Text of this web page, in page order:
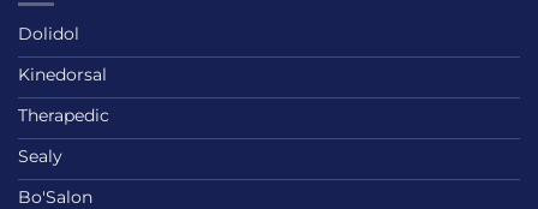
Dolidol
Kinedorsal
Therapedic
Sealy
Bo'Salon